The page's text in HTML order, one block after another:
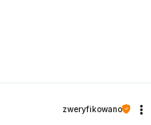
zweryfikowano